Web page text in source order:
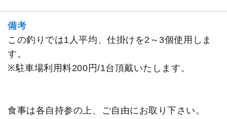
備考
この釣りでは1人平均、仕掛けを2～3個使用しま
す。
※駐車場利用料200円/1台頂戴いたします。
食事は各自持参の上、ご自由にお取り下さい。